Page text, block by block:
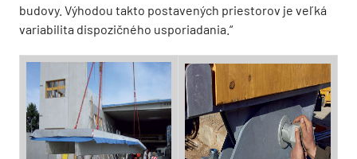
budovy. Výhodou takto postavených priestorov je veľká
variabilita dispozičného usporiadania.“